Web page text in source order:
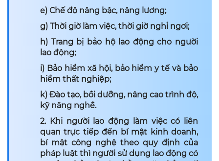
e) Chế độ nâng bậc, nâng lương;
g) Thời giờ làm việc, thời giờ nghỉ ngơi;
h) Trang bị bảo hộ lao động cho người
lao động;
i) Bảo hiểm xã hội, bảo hiểm y tế và bảo
hiểm thất nghiệp;
k) Đào tạo, bồi dưỡng, nâng cao trình độ,
kỹ năng nghề.
2. Khi người lao động làm việc có liên
quan trực tiếp đến bí mật kinh doanh,
bí mật công nghệ theo quy định của
pháp luật thì người sử dụng lao động có